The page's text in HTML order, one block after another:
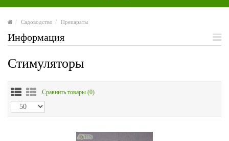
Садоводство Препараты
Информация
Стимуляторы
Сравнить товары (0)